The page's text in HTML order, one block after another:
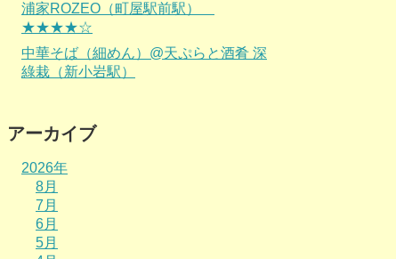
浦家ROZEO（町屋駅前駅）
★★★★☆
中華そば（細めん）@天ぷらと酒肴 深
綠栽（新小岩駅）
アーカイブ
2026年
8月
7月
6月
5月